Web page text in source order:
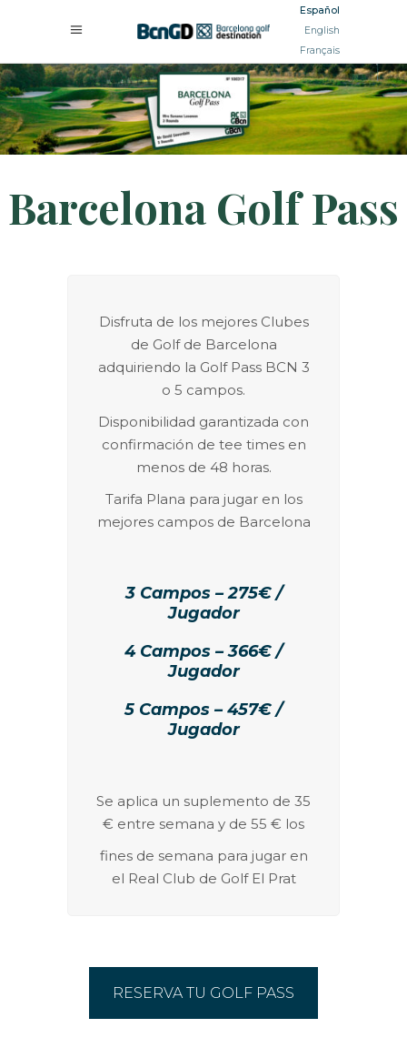
Español
English
Français
Barcelona Golf Pass
Disfruta de los mejores Clubes
de Golf de Barcelona
adquiriendo la Golf Pass BCN 3
o 5 campos.
Disponibilidad garantizada con
confirmación de tee times en
menos de 48 horas.
Tarifa Plana para jugar en los
mejores campos de Barcelona
3 Campos – 275€ /
Jugador
4 Campos – 366€ /
Jugador
5 Campos – 457€ /
Jugador
Se aplica un suplemento de 35
€ entre semana y de 55 € los
fines de semana para jugar en
el Real Club de Golf El Prat
RESERVA TU GOLF PASS